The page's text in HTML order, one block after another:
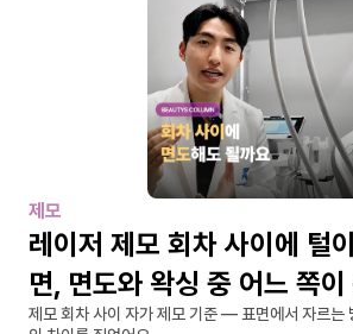
제모
레이저 제모 회차 사이에 털
면, 면도와 왁싱 중 어느 쪽
제모 회차 사이 자가 제모 기준 — 표면에서 자르는